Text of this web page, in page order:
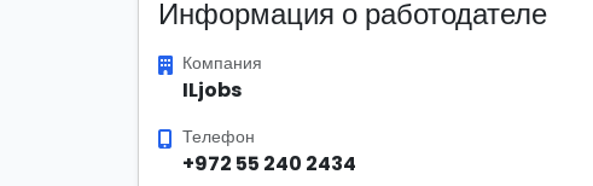
Информация о работодателе
Компания
ILjobs
Телефон
+972 55 240 2434